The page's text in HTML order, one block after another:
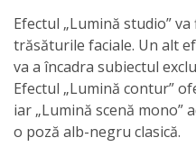
Efectul „Lumină studio”
trăsăturile faciale. Un alt
va a încadra subiectul
Efectul „Lumină contur”
iar „Lumină scenă mono”
o poză alb-negru clasică.